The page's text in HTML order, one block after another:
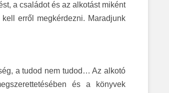
a családot és az alkotást miként
erről megkérdezni. Maradjunk
a tudod nem tudod… Az alkotó
és a könyvek